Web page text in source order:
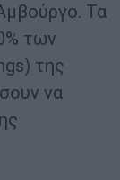
Τα
των
της
να